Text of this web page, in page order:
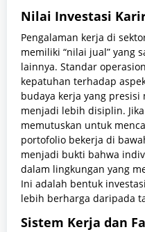
Nilai Investasi
Pengalaman kerja di
memiliki “nilai jual” yang
lainnya. Standar
kepatuhan terhadap
budaya kerja yang
menjadi lebih disiplin.
memutuskan untuk
portofolio bekerja di
menjadi bukti bahwa
dalam lingkungan yang
Ini adalah bentuk
lebih berharga daripada
Sistem Kerja dan